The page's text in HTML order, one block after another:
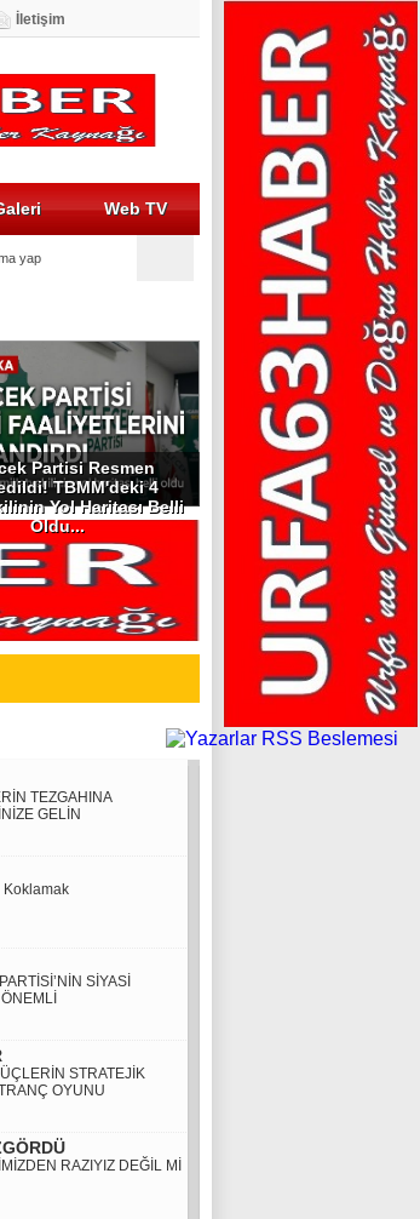
İletişim
Web TV
Partisi Resmen
TBMM'deki 4
Yol Haritası Belli
Oldu...
TEZGAHINA
GELİN
Koklamak
SİYASİ
STRATEJİK
OYUNU
RAZIYIZ DEĞİL Mİ